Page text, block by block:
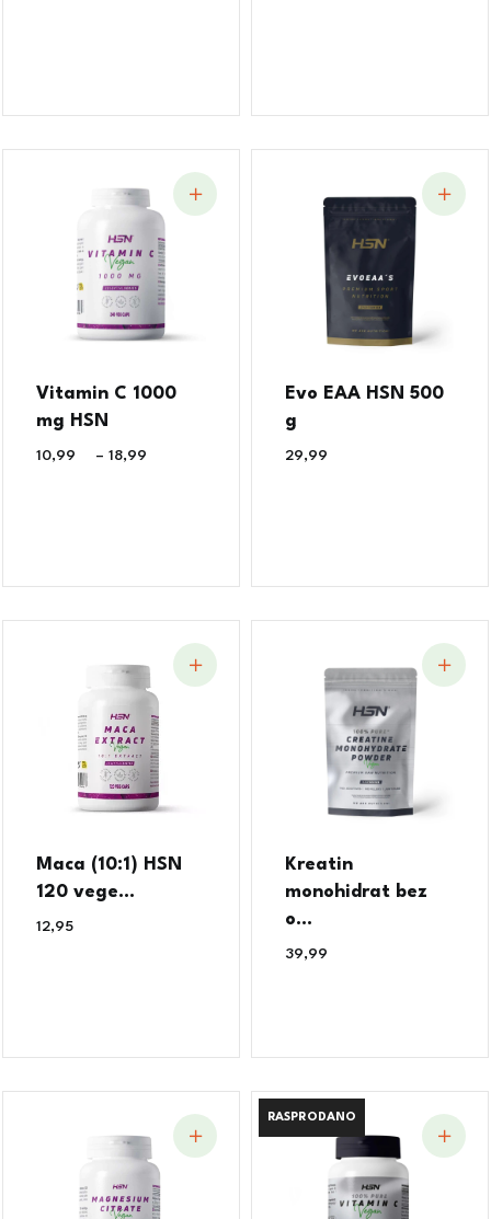
Vitamin C 1000
mg HSN
10,99 – 18,99
Evo EAA HSN 500
g
29,99
Maca (10:1) HSN
120 vege...
12,95
Kreatin
monohidrat bez
o...
39,99
RASPRODANO
RASPRODANO